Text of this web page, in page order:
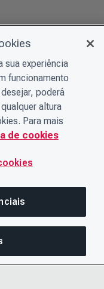
ESTA
ABRIR
sua experiência
funcionamento
poderá
altura
Para mais
de cookies